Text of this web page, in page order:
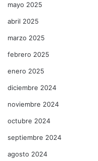
mayo 2025
abril 2025
marzo 2025
febrero 2025
enero 2025
diciembre 2024
noviembre 2024
octubre 2024
septiembre 2024
agosto 2024